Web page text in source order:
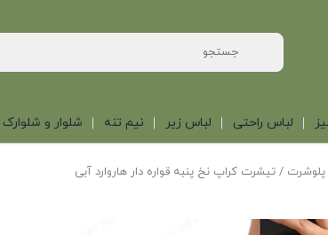
لباس راحتی لباس زیر نیم تنه شلوار و شلوارک
/ تیشرت کراپ نخ پنبه قواره دار هاروارد آبی